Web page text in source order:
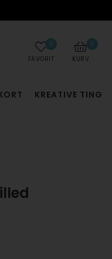
0
KURV
0
FAVORIT
KREATIVE TING